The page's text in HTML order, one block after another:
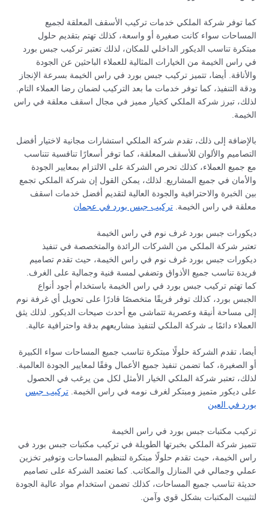
كما توفر شركة الملكي خدمات تركيب الأسقف المعلقة لجميع
المساحات سواء كانت صغيرة أو واسعة، كذلك تهتم بتقديم حلول
مبتكرة تناسب الديكور الداخلي للمكان، لذلك تعتبر تركيب جبس بورد
في راس الخيمة من الخيارات المثالية للعملاء الباحثين عن الجودة
والأناقة. أيضا، تتميز تركيب جبس بورد في راس الخيمة بسرعة الإنجاز
ودقة التنفيذ، كما توفر خدمات ما بعد التركيب لضمان رضا العملاء التام.
لذلك، تبرز شركة الملكي كخيار مميز في مجال اسقف معلقة في راس
الخيمة.
بالإضافة إلى ذلك، تقدم شركة الملكي استشارات مجانية لاختيار أفضل
التصاميم والألوان للأسقف المعلقة، كما توفر أسعارًا تنافسية تتناسب
مع جميع العملاء، كذلك تحرص الشركة على الالتزام بمعايير الجودة
والأمان في جميع المشاريع. لذلك، يمكن القول إن شركة الملكي تجمع
بين الخبرة والاحترافية والجودة العالية لتقديم أفضل خدمات اسقف
معلقة في راس الخيمة.تركيب جبس بورد في عجمان
ديكورات جبس بورد غرف نوم في راس الخيمة
تعتبر شركة الملكي من الشركات الرائدة والمتخصصة في تنفيذ
ديكورات جبس بورد غرف نوم في راس الخيمة، حيث تقدم تصاميم
فريدة تناسب جميع الأذواق وتضفي لمسة فنية وجمالية على الغرف.
كما تهتم تركيب جبس بورد في راس الخيمة باستخدام أجود أنواع
الجبس بورد، كذلك توفر فريقًا متخصصًا قادرًا على تحويل أي غرفة نوم
إلى مساحة أنيقة وعصرية تتماشى مع أحدث صيحات الديكور. لذلك يثق
العملاء دائمًا بـ شركة الملكي لتنفيذ مشاريعهم بدقة واحترافية عالية.
أيضا، تقدم الشركة حلولًا مبتكرة تناسب جميع المساحات سواء الكبيرة
أو الصغيرة، كما تضمن تنفيذ جميع الأعمال وفقًا لمعايير الجودة العالمية.
لذلك، تعتبر شركة الملكي الخيار الأمثل لكل من يرغب في الحصول
على ديكور متميز ومبتكر لغرف نومه في راس الخيمة.تركيب جبس
بورد في العين
تركيب مكتبات جبس بورد في راس الخيمة
تتميز شركة الملكي بخبرتها الطويلة في تركيب مكتبات جبس بورد في
راس الخيمة، حيث تقدم حلولًا مبتكرة لتنظيم المساحات وتوفير تخزين
عملي وجمالي في المنازل والمكاتب. كما تعتمد الشركة على تصاميم
حديثة تناسب جميع المساحات، كذلك تضمن استخدام مواد عالية الجودة
لتثبيت المكتبات بشكل قوي وآمن.